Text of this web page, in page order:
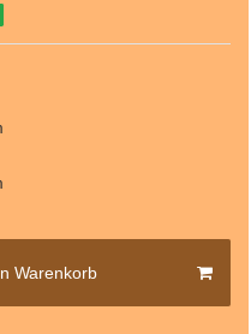
Warenkorb